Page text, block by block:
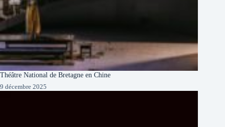
Théâtre National de Bretagne en Chine
9 décembre 2025